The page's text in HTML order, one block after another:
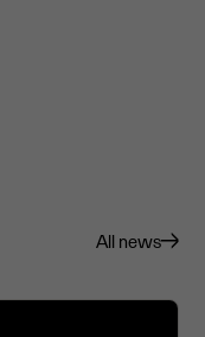
All news